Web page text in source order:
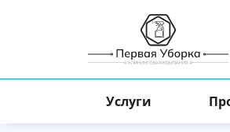
Услуги